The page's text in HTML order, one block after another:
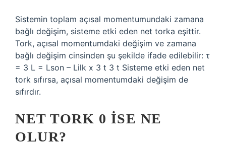
Sistemin toplam açısal momentumundaki zamana
bağlı değişim, sisteme etki eden net torka eşittir.
Tork, açısal momentumdaki değişim ve zamana
bağlı değişim cinsinden şu şekilde ifade edilebilir: τ
= 3 L = Lson – Lilk x 3 t 3 t Sisteme etki eden net
tork sıfırsa, açısal momentumdaki değişim de
sıfırdır.
NET TORK 0 ISE NE
OLUR?